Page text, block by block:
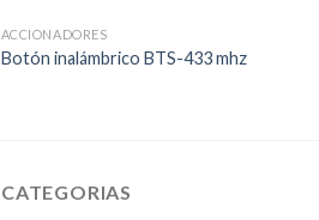
ACCIONADORES
Botón inalámbrico BTS-433 mhz
CATEGORIAS